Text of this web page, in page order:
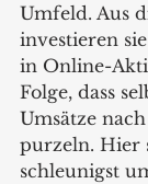
Umfeld. Aus
investieren
in Online-
Folge, dass
Umsätze
purzeln. Hier
schleunigst